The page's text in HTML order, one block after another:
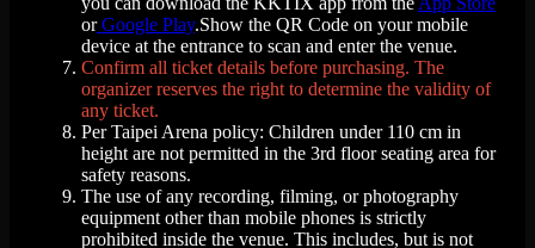
orGoogle Play.Show the QR Code on your mobile
device at the entrance to scan and enter the venue.
Confirm all ticket details before purchasing. The
organizer reserves the right to determine the validity of
any ticket.
Per Taipei Arena policy: Children under 110 cm in
height are not permitted in the 3rd floor seating area for
safety reasons.
The use of any recording, filming, or photography
equipment other than mobile phones is strictly
prohibited inside the venue. This includes, but is not